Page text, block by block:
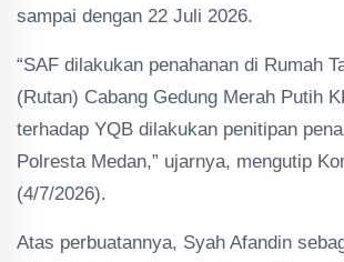
sampai dengan 22 Juli 2026.
“SAF dilakukan penahanan di Rumah
(Rutan) Cabang Gedung Merah Putih
terhadap YQB dilakukan penitipan
Polresta Medan,” ujarnya, mengutip
(4/7/2026).
Atas perbuatannya, Syah Afandin